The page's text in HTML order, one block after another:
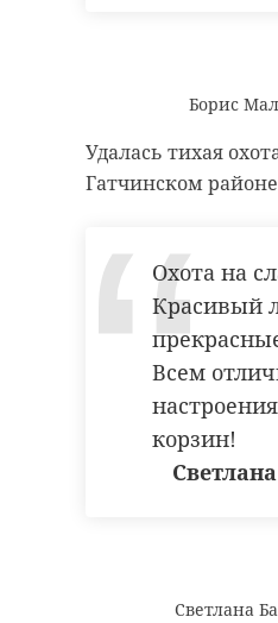
Борис
Удалась тихая
Гатчинском
Охота на
Красивый
Всем
корзин!
Светлана